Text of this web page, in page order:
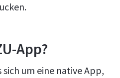
App?
sich um eine native App,